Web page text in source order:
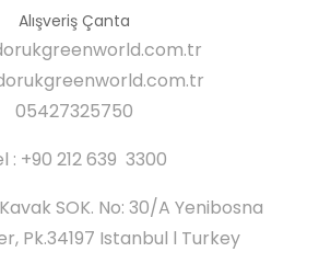
Alışveriş Çanta
05427325750
: +90 212 639 3300
SOK. No: 30/A Yenibosna
Pk.34197 Istanbul l Turkey